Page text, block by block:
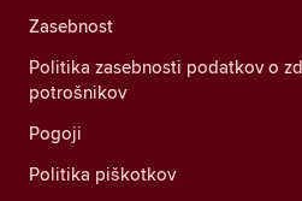
Zasebnost
Politika zasebnosti podatkov o
potrošnikov
Pogoji
Politika piškotkov